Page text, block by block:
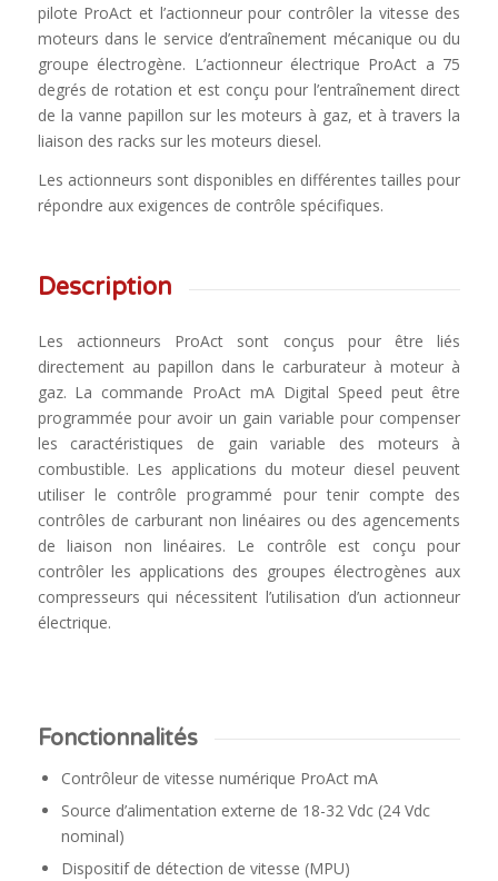
pilote ProAct et l’actionneur pour contrôler la vitesse des
moteurs dans le service d’entraînement mécanique ou du
groupe électrogène. L’actionneur électrique ProAct a 75
degrés de rotation et est conçu pour l’entraînement direct
de la vanne papillon sur les moteurs à gaz, et à travers la
liaison des racks sur les moteurs diesel.
Les actionneurs sont disponibles en différentes tailles pour
répondre aux exigences de contrôle spécifiques.
Description
Les actionneurs ProAct sont conçus pour être liés
directement au papillon dans le carburateur à moteur à
gaz. La commande ProAct mA Digital Speed ​​peut être
programmée pour avoir un gain variable pour compenser
les caractéristiques de gain variable des moteurs à
combustible. Les applications du moteur diesel peuvent
utiliser le contrôle programmé pour tenir compte des
contrôles de carburant non linéaires ou des agencements
de liaison non linéaires. Le contrôle est conçu pour
contrôler les applications des groupes électrogènes aux
compresseurs qui nécessitent l’utilisation d’un actionneur
électrique.
Fonctionnalités
Contrôleur de vitesse numérique ProAct mA
Source d’alimentation externe de 18-32 Vdc (24 Vdc
nominal)
Dispositif de détection de vitesse (MPU)